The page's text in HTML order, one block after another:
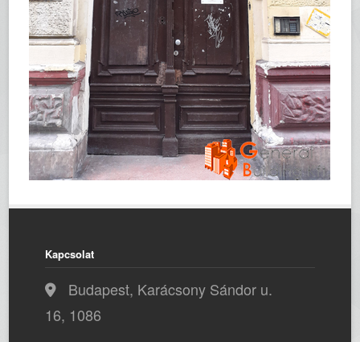
Kapcsolat
Budapest, Karácsony Sándor u.
16, 1086